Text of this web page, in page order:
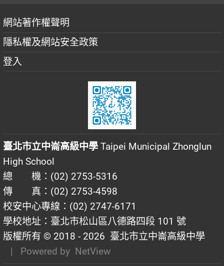
網站著作權聲明
隱私權及網站安全政策
登入
臺北市立中崙高級中學 Taipei Municipal Zhonglun
High School
總 機：(02) 2753-5316
傳 真：(02) 2753-4598
校安中心專線：(02) 2747-6171
學校地址：臺北市松山區八德路四段 101 號
版權所有 © 2018 - 2026 臺北市立中崙高級中學
| Powered by NetView